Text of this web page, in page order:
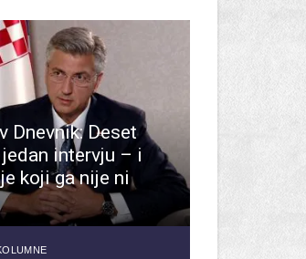
Dnevnik: Deset
intervju – i
koji ga nije ni